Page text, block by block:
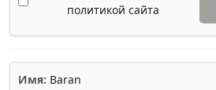
политикой сайта
Имя: Baran